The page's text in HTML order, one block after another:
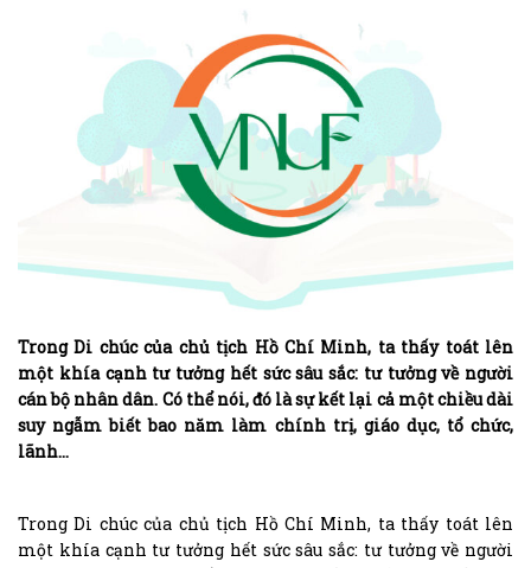
Trong Di chúc của chủ tịch Hồ Chí Minh, ta thấy toát lên
một khía cạnh tư tưởng hết sức sâu sắc: tư tưởng về người
cán bộ nhân dân. Có thể nói, đó là sự kết lại cả một chiều dài
suy ngẫm biết bao năm làm chính trị, giáo dục, tổ chức,
lãnh…
Trong Di chúc của chủ tịch Hồ Chí Minh, ta thấy toát lên
một khía cạnh tư tưởng hết sức sâu sắc: tư tưởng về người